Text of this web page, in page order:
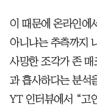
이 때문에 온라인에
아니냐는 추측까지
사망한 조각가 존
과 흡사하다는 분석
YT 인터뷰에서 “고